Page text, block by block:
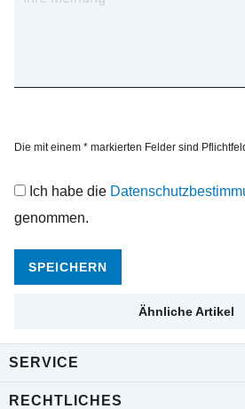
Die mit einem * markierten Felder sind
Ich habe die
genommen.
SPEICHERN
Ähnliche Artikel
SERVICE
RECHTLICHES